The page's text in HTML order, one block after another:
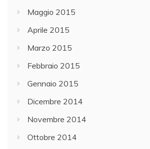
Maggio 2015
Aprile 2015
Marzo 2015
Febbraio 2015
Gennaio 2015
Dicembre 2014
Novembre 2014
Ottobre 2014